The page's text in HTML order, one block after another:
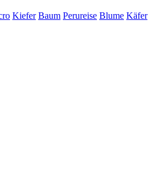
Kiefer Baum Perureise Blume Käfer